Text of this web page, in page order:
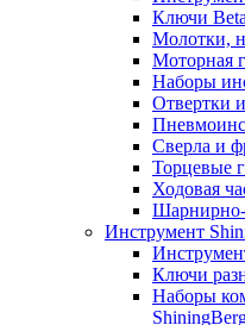
Ключи Beta
Молотки,
Моторная
Наборы
Отвертки
Сверла и
Торцевые
Ходовая
Шарнирно-
Инструмент
Ключи
Наборы